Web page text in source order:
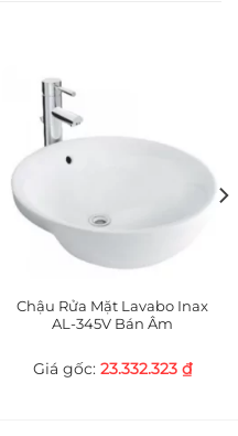
Chậu Rửa Mặt Lavabo Inax
AL-345V Bán Âm
23.332.323 ₫